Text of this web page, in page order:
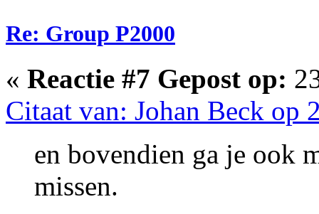
Re: Group P2000
« Reactie #7 Gepost op:
Citaat van: Johan Beck op
en bovendien ga je ook
missen.